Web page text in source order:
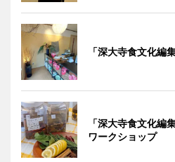
「深大寺食文化編
「深大寺食文化編
ワークショップ